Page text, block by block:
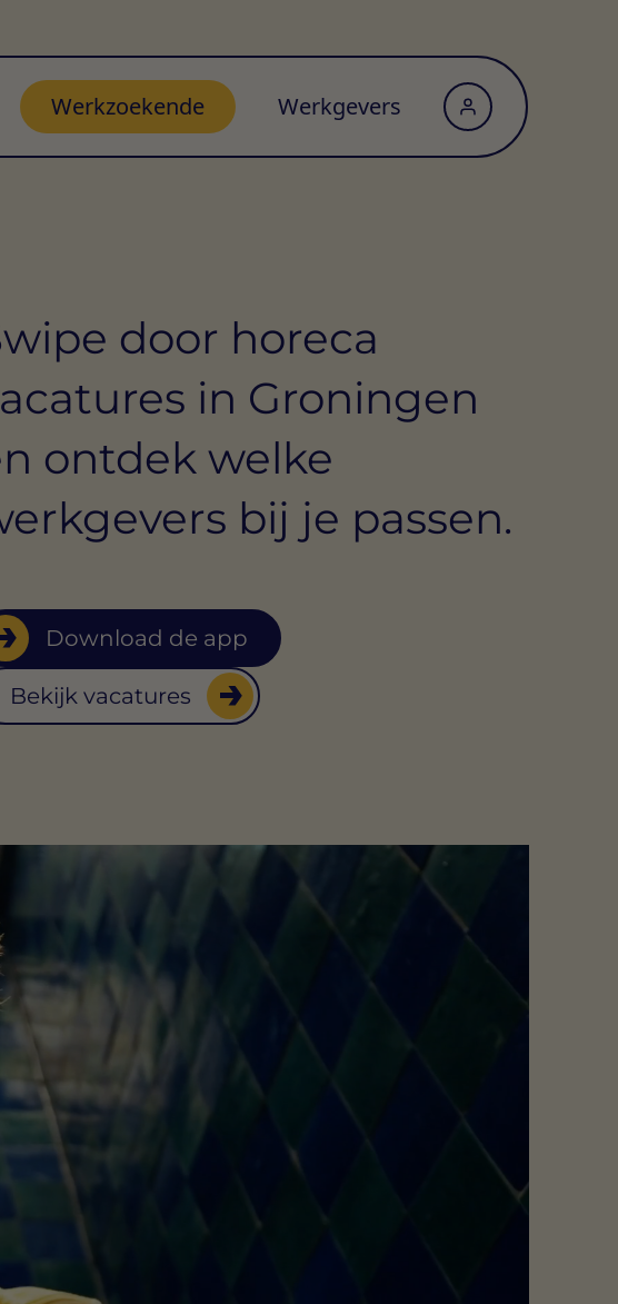
Werkzoekende Werkgevers
door horeca
in Groningen
ontdek welke
bij je passen.
Download de app
Bekijk vacatures